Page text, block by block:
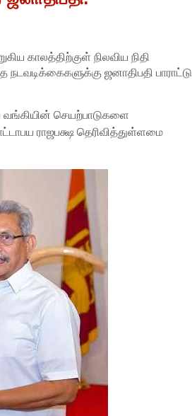
காலத்திற்குள் நிலவிய நிதி
ஜனாதிபதி பாராட்டு
செயற்பாடுகளை
ராஜபக்ஷ தெரிவித்துள்ளமை